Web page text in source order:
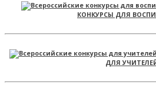
КОНКУРСЫ ДЛЯ
ДЛЯ